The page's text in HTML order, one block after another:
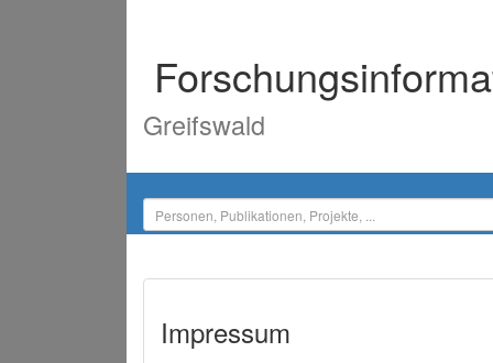
Greifswald
Impressum